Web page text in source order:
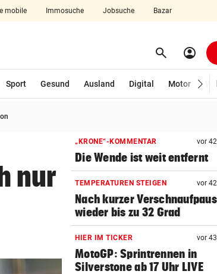
mobile Immosuche Jobsuche Bazar
search Suchen
account_circle
Sport
Gesund Ausland Digital Motor
nur
„KRONE“-KOMMENTAR vor
Die Wende ist weit entfernt
TEMPERATUREN STEIGEN vor
Nach kurzer
wieder bis zu 32 Grad
HIER IM TICKER vor
MotoGP: Sprintrennen in
Silverstone ab 17 Uhr LIVE